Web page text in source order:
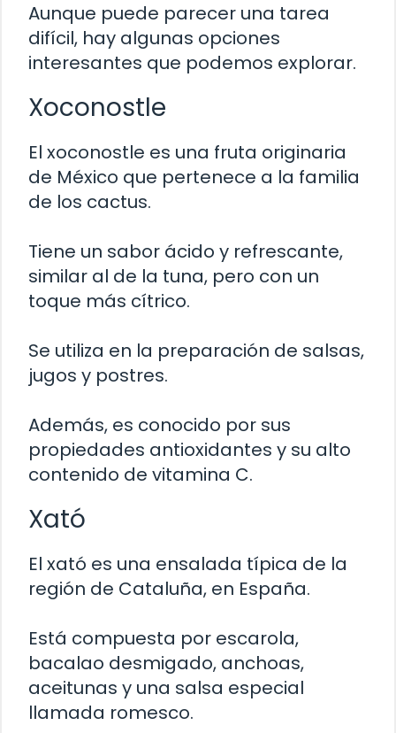
Aunque puede parecer una tarea
difícil, hay algunas opciones
interesantes que podemos explorar.
Xoconostle
El xoconostle es una fruta originaria
de México que pertenece a la familia
de los cactus.
Tiene un sabor ácido y refrescante,
similar al de la tuna, pero con un
toque más cítrico.
Se utiliza en la preparación de salsas,
jugos y postres.
Además, es conocido por sus
propiedades antioxidantes y su alto
contenido de vitamina C.
Xató
El xató es una ensalada típica de la
región de Cataluña, en España.
Está compuesta por escarola,
bacalao desmigado, anchoas,
aceitunas y una salsa especial
llamada romesco.